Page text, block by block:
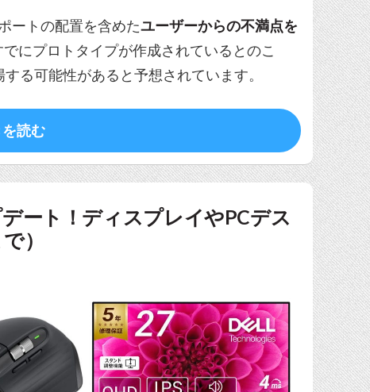
ートの配置を含めたユーザーからの不満点を
にプロトタイプが作成されているとのこ
る可能性があると予想されています。
読む
ート！ディスプレイやPCデス
）